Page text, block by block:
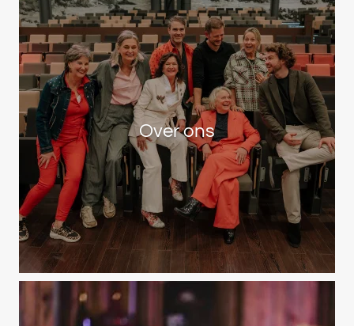
Over ons